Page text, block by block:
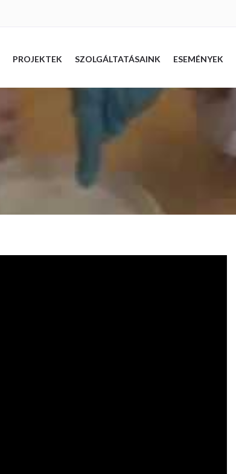
PROJEKTEK SZOLGÁLTATÁSAINK ESEMÉNYEK